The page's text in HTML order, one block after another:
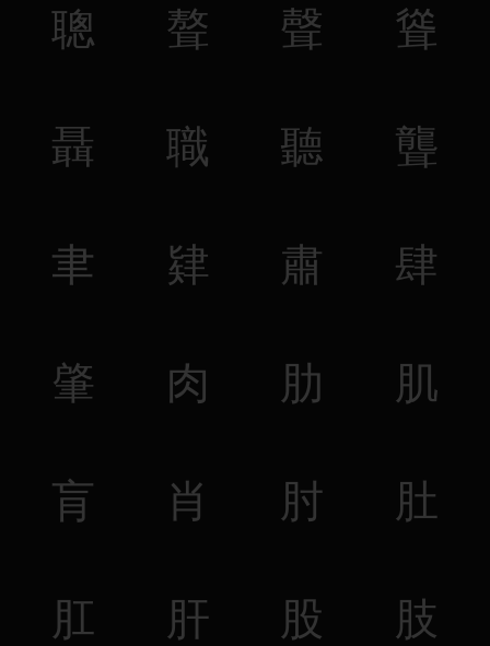
聰 聱 聲 聳
聶 職 聽 聾
聿 肄 肅 肆
肇 肉 肋 肌
肓 肖 肘 肚
肛 肝 股 肢